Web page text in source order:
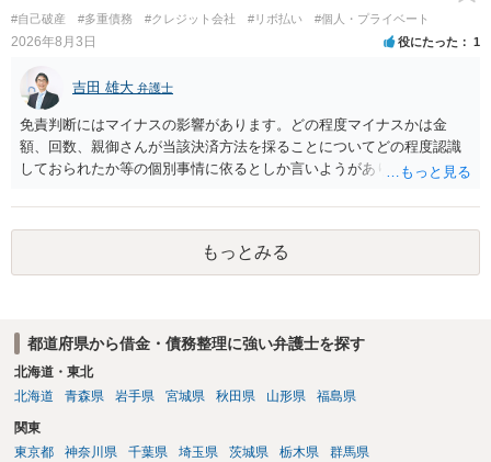
#自己破産 #多重債務 #クレジット会社 #リボ払い #個人・プライベート
2026年8月3日 役にたった 1
吉田 雄大 弁護士
免責判断にはマイナスの影響があります。どの程度マイナスかは金
額、回数、親御さんが当該決済方法を採ることについてどの程度認識
しておられたか等の個別事情に依るとしか言いようがありません。 と
なって相談し、善後策を考えることをお勧めします。
もっとみる
都道府県から借金・債務整理に強い弁護士を探す
北海道・東北
北海道
青森県 岩手県 宮城県 秋田県 山形県 福島県
関東
東京都
神奈川県 千葉県 埼玉県 茨城県 栃木県 群馬県